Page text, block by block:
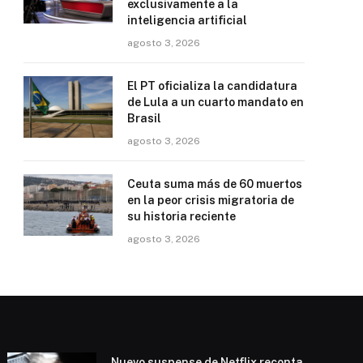
exclusivamente a la
inteligencia artificial
agosto 3, 2026
El PT oficializa la candidatura
de Lula a un cuarto mandato en
Brasil
agosto 3, 2026
Ceuta suma más de 60 muertos
en la peor crisis migratoria de
su historia reciente
agosto 3, 2026